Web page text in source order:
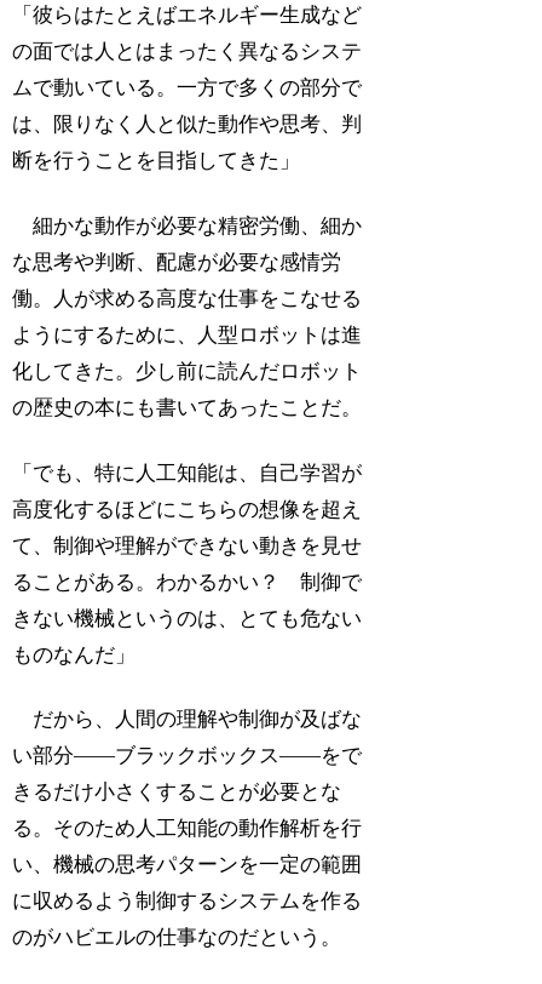
「彼らはたとえばエネルギー生成など
の面では人とはまったく異なるシステ
ムで動いている。一方で多くの部分で
は、限りなく人と似た動作や思考、判
断を行うことを目指してきた」
細かな動作が必要な精密労働、細か
な思考や判断、配慮が必要な感情労
働。人が求める高度な仕事をこなせる
ようにするために、人型ロボットは進
化してきた。少し前に読んだロボット
の歴史の本にも書いてあったことだ。
「でも、特に人工知能は、自己学習が
高度化するほどにこちらの想像を超え
て、制御や理解ができない動きを見せ
ることがある。わかるかい？ 制御で
きない機械というのは、とても危ない
ものなんだ」
だから、人間の理解や制御が及ばな
い部分――ブラックボックス――をで
きるだけ小さくすることが必要とな
る。そのため人工知能の動作解析を行
い、機械の思考パターンを一定の範囲
に収めるよう制御するシステムを作る
のがハビエルの仕事なのだという。